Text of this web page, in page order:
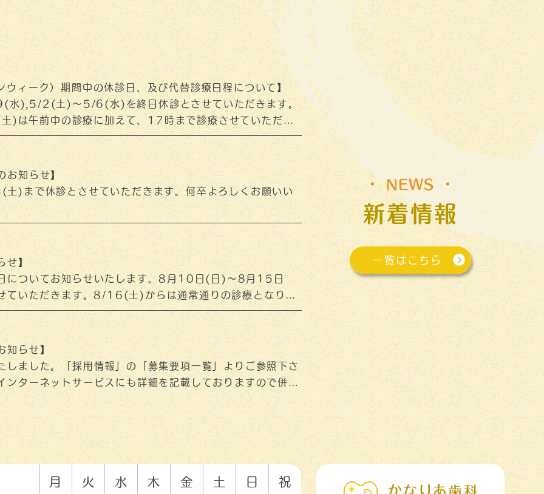
NEWS
新着情報
一覧はこちら
ィーク）期間中の休診日、及び代替診療日程について】
),5/2(土)～5/6(水)を終日休診とさせていただきます。
)は午前中の診療に加えて、17時まで診療させていただき
お願いいたします。
知らせ】
まで休診とさせていただきます。何卒よろしくお願いい
】
についてお知らせいたします。8月10日(日)～8月15日
ていただきます。8/16(土)からは通常通りの診療となりま
いたします。
らせ】
しました。「採用情報」の「募集要項一覧」よりご参照下さ
ンターネットサービスにも詳細を記載しておりますので併せ
募お待ちしております。
月 火 水 木 金 土 日
祝